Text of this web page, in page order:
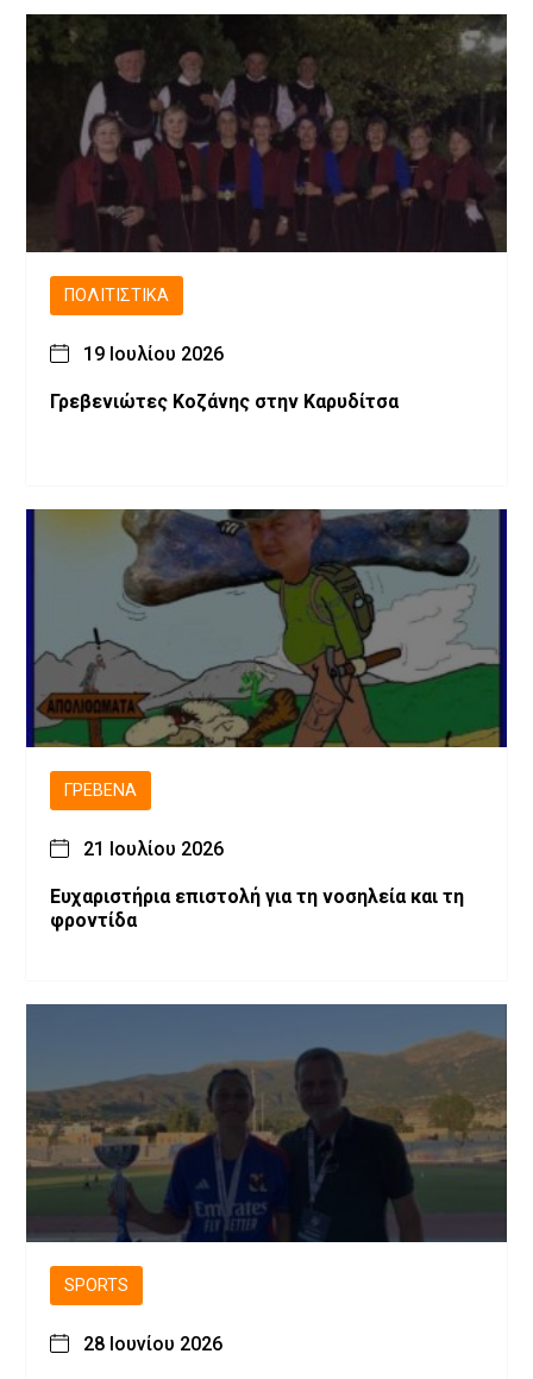
ΠΟΛΙΤΙΣΤΙΚΆ
19 Ιουλίου 2026
Γρεβενιώτες Κοζάνης στην Καρυδίτσα
ΓΡΕΒΕΝΆ
21 Ιουλίου 2026
Ευχαριστήρια επιστολή για τη νοσηλεία και τη
φροντίδα
SPORTS
28 Ιουνίου 2026